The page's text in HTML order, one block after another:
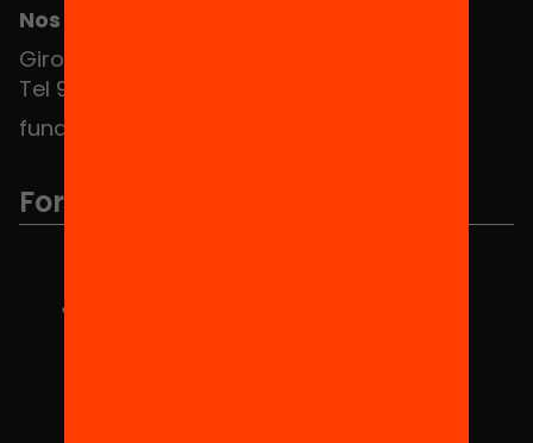
Nos puedes encontrar en el HUB Social
Girona 34, interior 08010 Barcelona
Tel 934 588 700
fundacio@equitat.org
Formamos parte de...